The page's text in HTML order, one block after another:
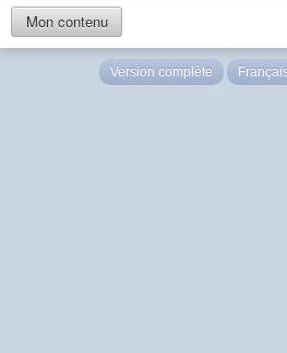
Mon contenu
Version complète